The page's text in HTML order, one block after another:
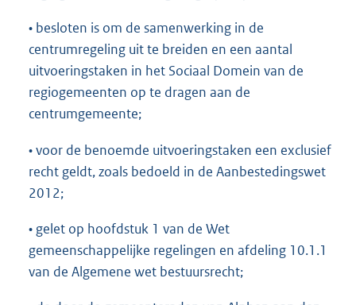
• besloten is om de samenwerking in de
centrumregeling uit te breiden en een aantal
uitvoeringstaken in het Sociaal Domein van de
regiogemeenten op te dragen aan de
centrumgemeente;
• voor de benoemde uitvoeringstaken een exclusief
recht geldt, zoals bedoeld in de Aanbestedingswet
2012;
• gelet op hoofdstuk 1 van de Wet
gemeenschappelijke regelingen en afdeling 10.1.1
van de Algemene wet bestuursrecht;